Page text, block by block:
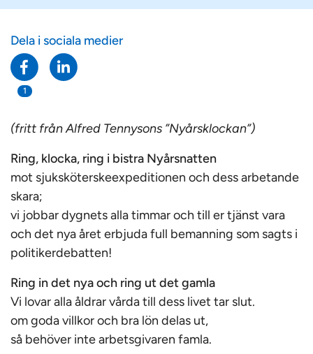
Dela i sociala medier
1
(fritt från Alfred Tennysons ”Nyårsklockan”)
Ring, klocka, ring i bistra Nyårsnatten
mot sjuksköterskeexpeditionen och dess arbetande
skara;
vi jobbar dygnets alla timmar och till er tjänst vara
och det nya året erbjuda full bemanning som sagts i
politikerdebatten!
Ring in det nya och ring ut det gamla
Vi lovar alla åldrar vårda till dess livet tar slut.
om goda villkor och bra lön delas ut,
så behöver inte arbetsgivaren famla.